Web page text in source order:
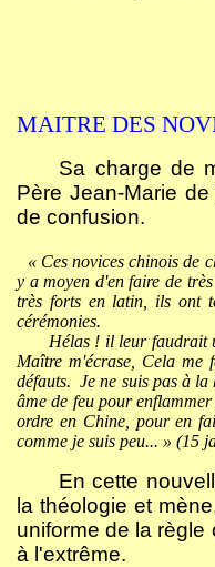
MAITRE DES
Sa charge de
Père Jean-Marie
de confusion.
« Ces novices chinois de
y a moyen d'en faire de
très forts en latin, ils ont
cérémonies.
Hélas ! il leur faudrait
Maître m'écrase, Cela me
défauts. Je ne suis pas à la
âme de feu pour
ordre en Chine, pour en
comme je suis peu... » (15
En cette
la théologie et
uniforme de la
à l'extrême.